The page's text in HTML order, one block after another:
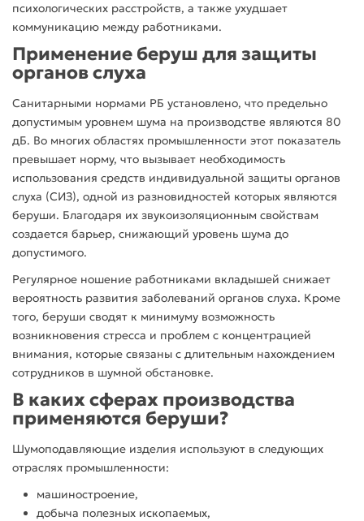
психологических расстройств, а также ухудшает
коммуникацию между работниками.
Применение беруш для защиты
органовслуха
Санитарными нормами РБ установлено, что предельно
допустимым уровнем шума на производстве являются 80
дБ. Во многих областях промышленности этот показатель
превышает норму, что вызывает необходимость
использования средств индивидуальной защиты органов
слуха (СИЗ), одной из разновидностей которых являются
беруши. Благодаря их звукоизоляционным свойствам
создается барьер, снижающий уровень шума до
допустимого.
Регулярное ношение работниками вкладышей снижает
вероятность развития заболеваний органов слуха. Кроме
того, беруши сводят к минимуму возможность
возникновения стресса и проблем с концентрацией
внимания, которые связаны с длительным нахождением
сотрудников в шумной обстановке.
В каких сферах производства
применяются беруши?
Шумоподавляющие изделия используют в следующих
отраслях промышленности:
машиностроение,
добыча полезных ископаемых,